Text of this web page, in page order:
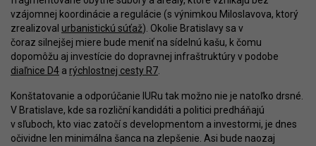
vzájomnej koordinácie a regulácie (s výnimkou Miloslavova, ktorý
zrealizoval urbanistickú súťaž). Okolie Bratislavy sa v
čoraz silnejšej miere bude meniť na sídelnú kašu, k čomu
dopomôžu aj investície do dopravnej infraštruktúry v podobe
diaľnice D4 a rýchlostnej cesty R7
Konštatovanie a odporúčanie IURu tak možno nie je natoľko drsné.
V Bratislave, kde sa rozliční kandidáti a politici predháňajú
v sľuboch, kto viac zatočí s developmentom a investormi, je dnes
očividne len minimálna šanca na zlepšenie. Asi bude naozaj